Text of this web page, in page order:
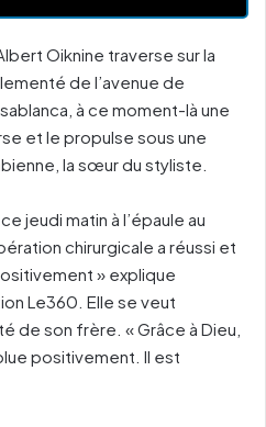
Oiknine traverse sur la
de l’avenue de
à ce moment-là une
et le propulse sous une
la sœur du styliste.
jeudi matin à l’épaule au
chirurgicale a réussi et
» explique
Le360. Elle se veut
de son frère. « Grâce à Dieu,
positivement. Il est